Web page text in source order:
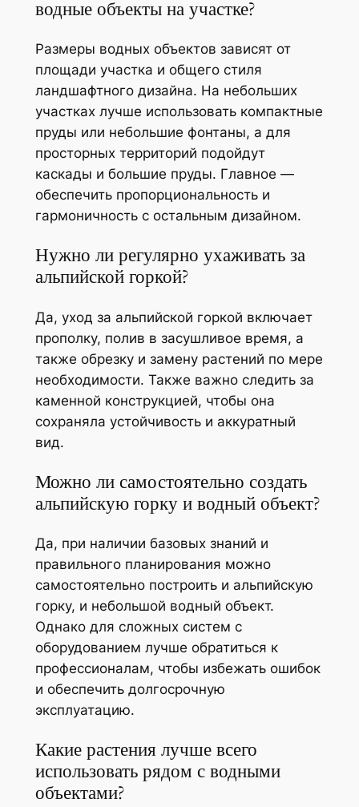
водные объекты на участке?
Размеры водных объектов зависят от
площади участка и общего стиля
ландшафтного дизайна. На небольших
участках лучше использовать компактные
пруды или небольшие фонтаны, а для
просторных территорий подойдут
каскады и большие пруды. Главное —
обеспечить пропорциональность и
гармоничность с остальным дизайном.
Нужно ли регулярно ухаживать за
альпийской горкой?
Да, уход за альпийской горкой включает
прополку, полив в засушливое время, а
также обрезку и замену растений по мере
необходимости. Также важно следить за
каменной конструкцией, чтобы она
сохраняла устойчивость и аккуратный
вид.
Можно ли самостоятельно создать
альпийскую горку и водный объект?
Да, при наличии базовых знаний и
правильного планирования можно
самостоятельно построить и альпийскую
горку, и небольшой водный объект.
Однако для сложных систем с
оборудованием лучше обратиться к
профессионалам, чтобы избежать ошибок
и обеспечить долгосрочную
эксплуатацию.
Какие растения лучше всего
использовать рядом с водными
объектами?